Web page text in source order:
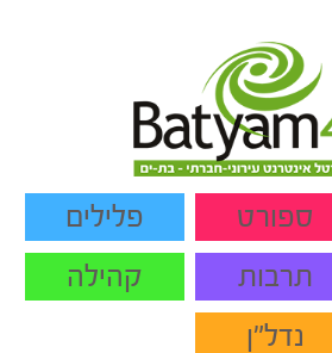
ספורט
פלילים
תרבות
קהילה
נדל"ן